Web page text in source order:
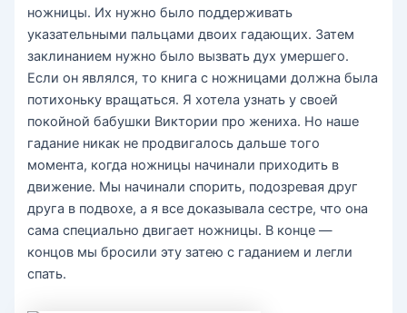
ножницы. Их нужно было поддерживать
указательными пальцами двоих гадающих. Затем
заклинанием нужно было вызвать дух умершего.
Если он являлся, то книга с ножницами должна была
потихоньку вращаться. Я хотела узнать у своей
покойной бабушки Виктории про жениха. Но наше
гадание никак не продвигалось дальше того
момента, когда ножницы начинали приходить в
движение. Мы начинали спорить, подозревая друг
друга в подвохе, а я все доказывала сестре, что она
сама специально двигает ножницы. В конце —
концов мы бросили эту затею с гаданием и легли
спать.